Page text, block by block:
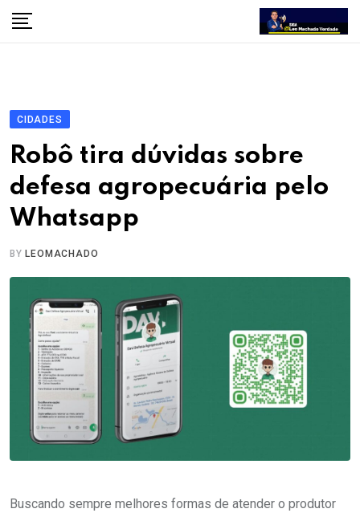
Skip
CIDADES
Robô tira dúvidas sobre
defesa agropecuária pelo
Whatsapp
BYLEOMACHADO
Buscando sempre melhores formas de atender o produtor